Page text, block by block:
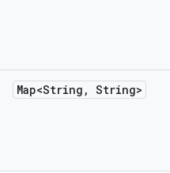
Map<String , String>